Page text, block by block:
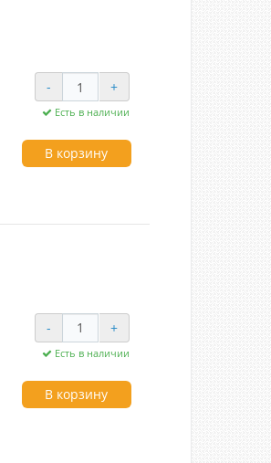
- +
Есть в наличии
В корзину
- +
Есть в наличии
В корзину